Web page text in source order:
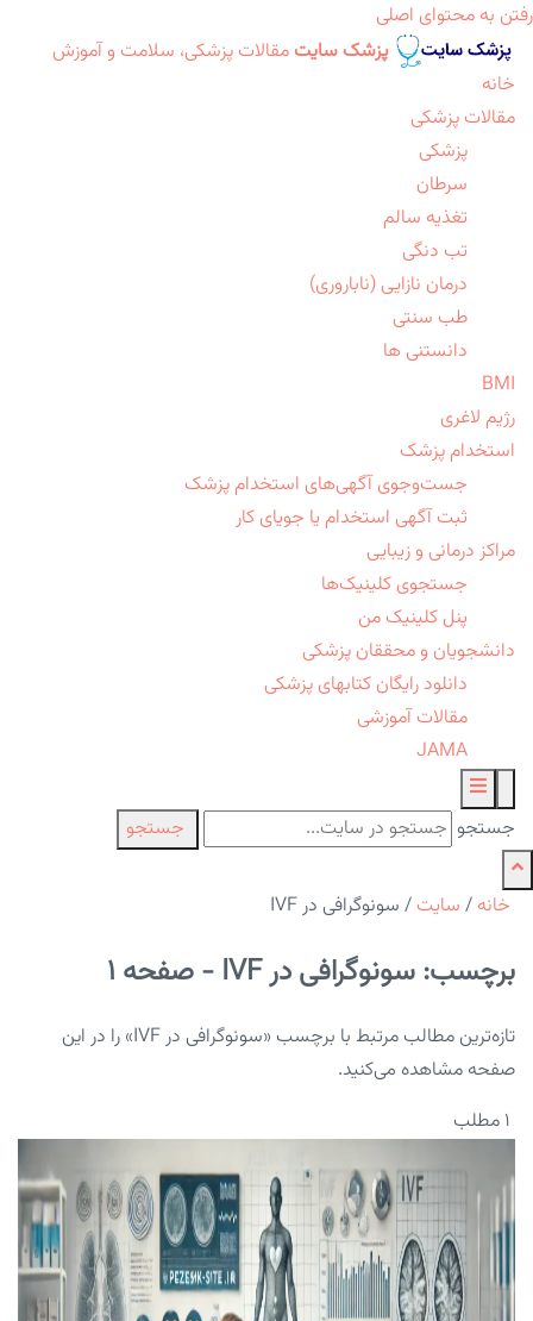
رفتن به محتوای اصلی
پزشک سایت مقالات پزشکی، سلامت و آموزش
خانه
مقالات پزشکی
پزشکی
سرطان
تغذیه سالم
تب دنگی
درمان نازایی (ناباروری)
طب سنتی
دانستنی ها
BMI
رژیم لاغری
استخدام پزشک
جست‌وجوی آگهی‌های استخدام پزشک
ثبت آگهی استخدام یا جویای کار
مراکز درمانی و زیبایی
جستجوی کلینیک‌ها
پنل کلینیک من
دانشجویان و محققان پزشکی
دانلود رایگان کتابهای پزشکی
مقالات آموزشی
JAMA
جستجو جستجو
خانه / سایت / سونوگرافی در IVF
برچسب: سونوگرافی در IVF - صفحه 1
تازه‌ترین مطالب مرتبط با برچسب «سونوگرافی در IVF» را در این
صفحه مشاهده می‌کنید.
۱ مطلب